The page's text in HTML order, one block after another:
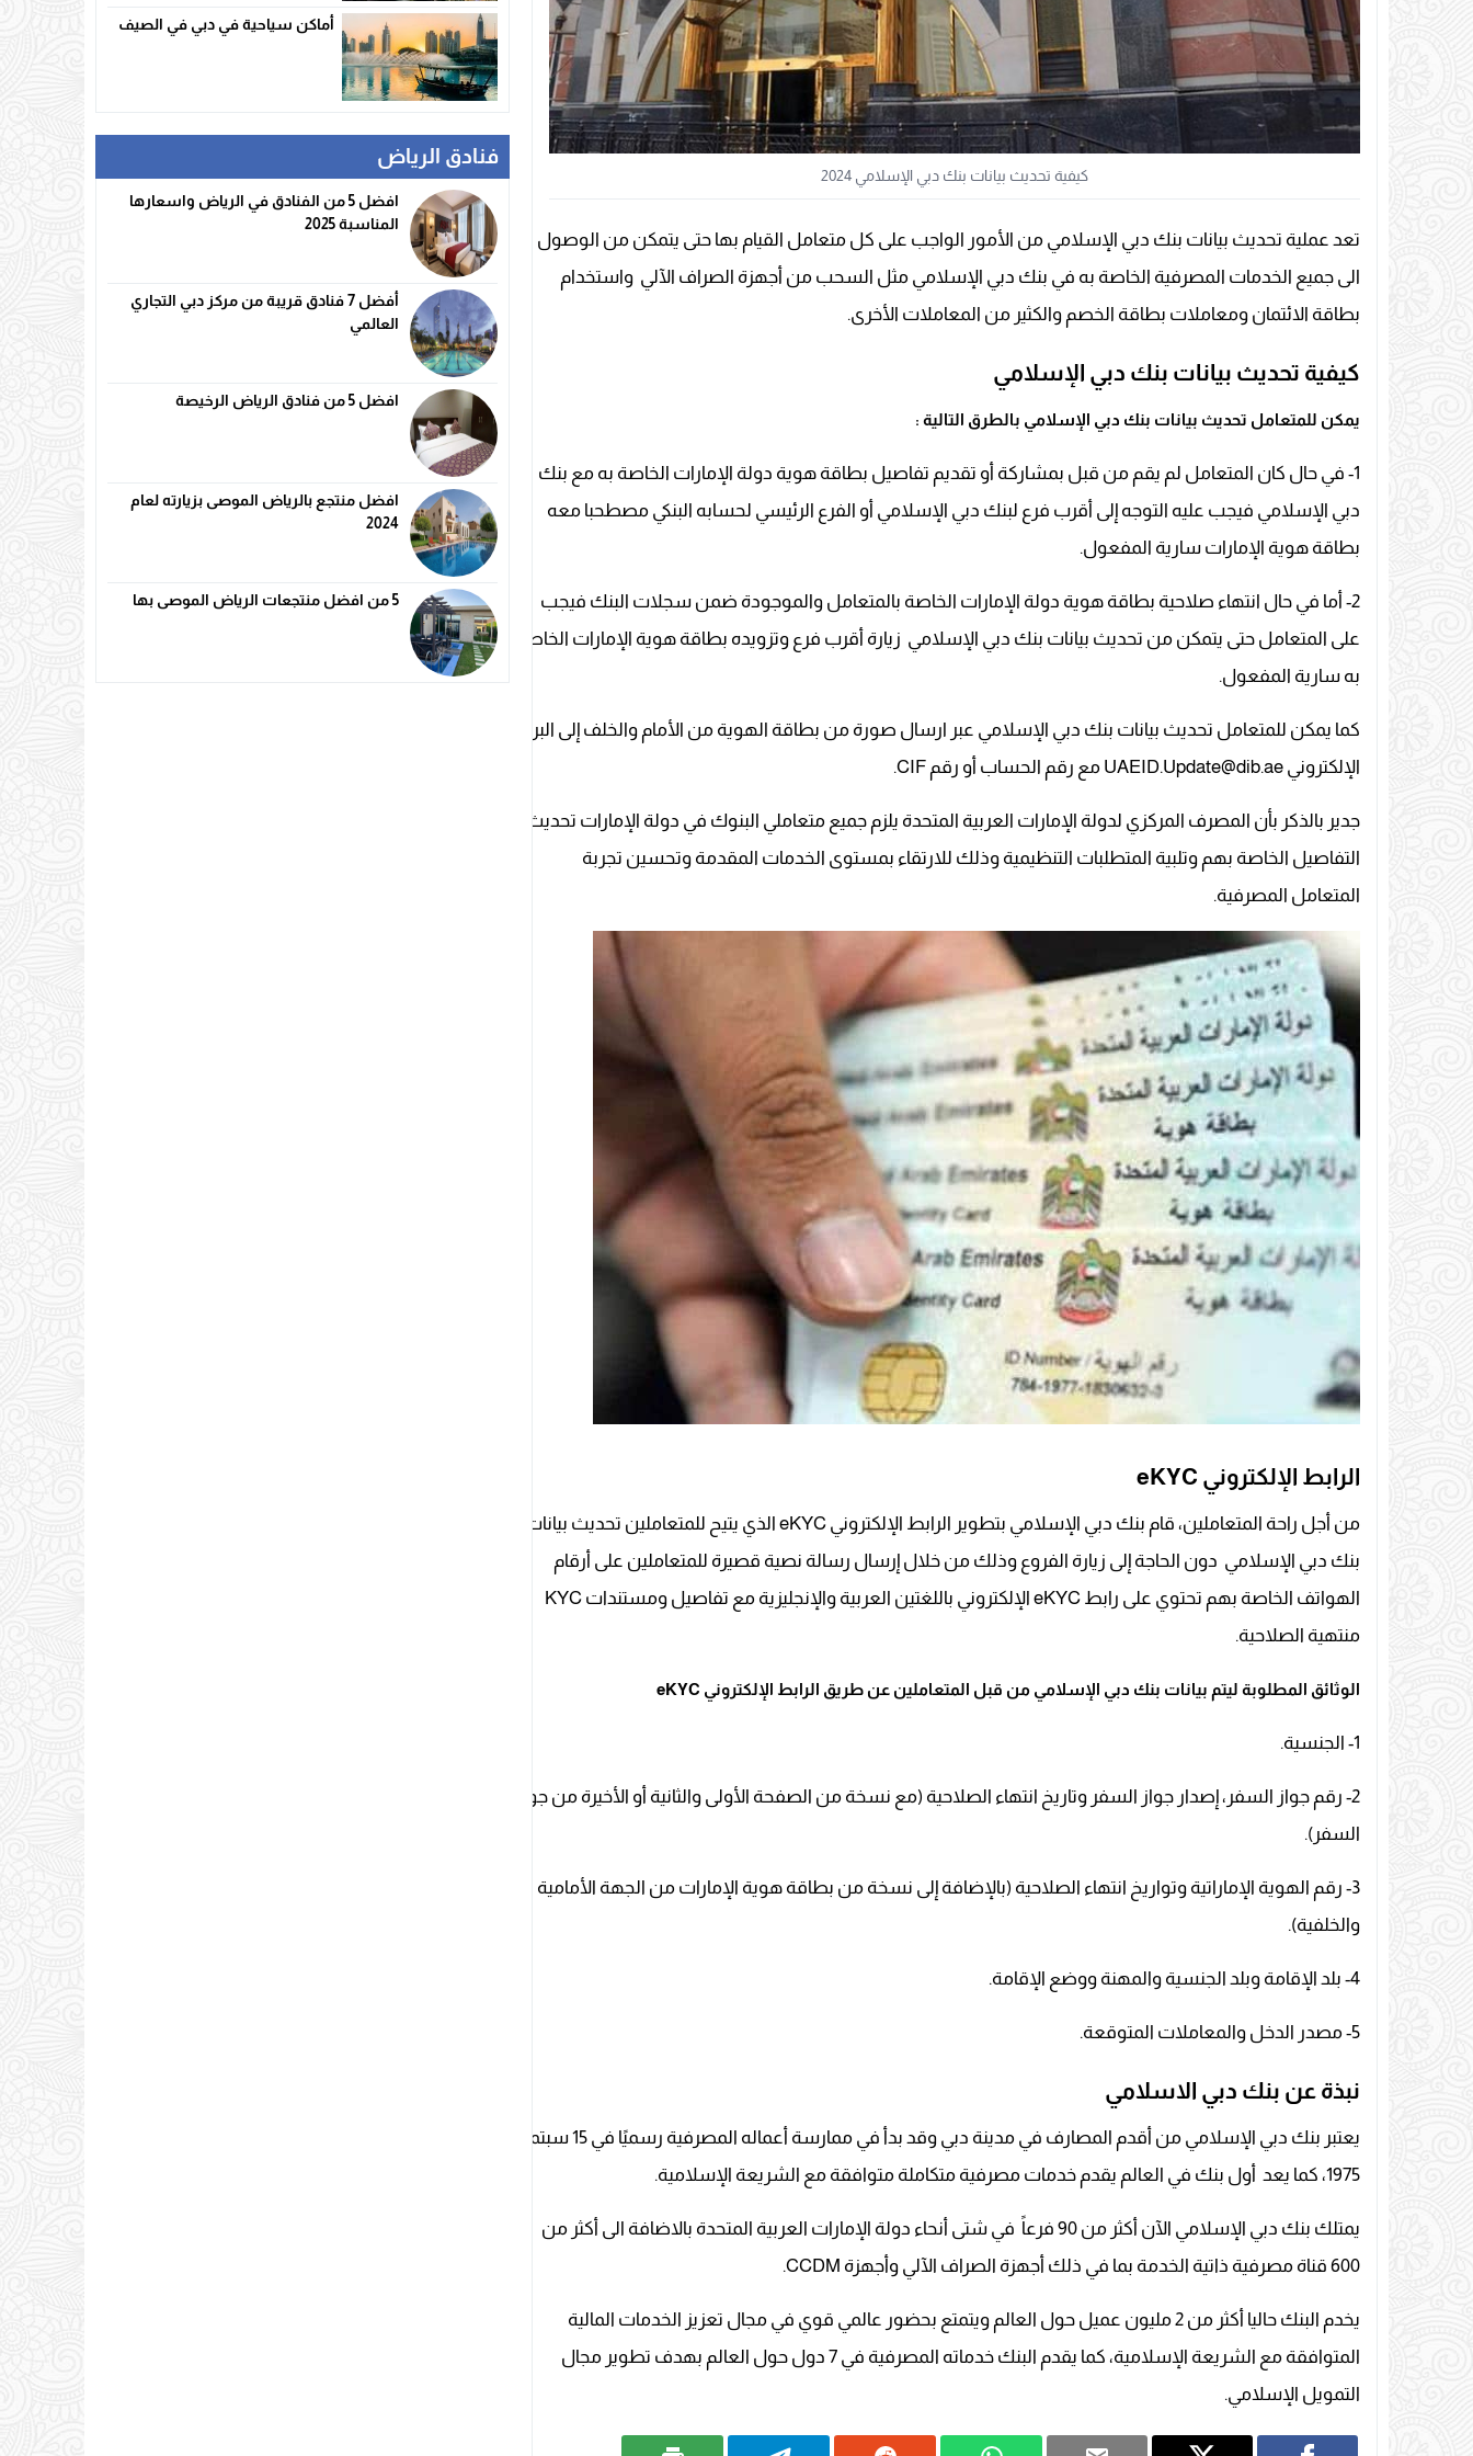
كيفية تحديث بيانات بنك دبي الإسلامي 2024
تعد عملية تحديث بيانات بنك دبي الإسلامي من الأمور الواجب على كل متعامل القيام بها حتى يتمكن من الوصول
الى جميع الخدمات المصرفية الخاصة به في بنك دبي الإسلامي مثل السحب من أجهزة الصراف الآلي واستخدام
بطاقة الائتمان ومعاملات بطاقة الخصم والكثير من المعاملات الأخرى.
كيفية تحديث بيانات بنك دبي الإسلامي
يمكن للمتعامل تحديث بيانات بنك دبي الإسلامي بالطرق التالية :
1- في حال كان المتعامل لم يقم من قبل بمشاركة أو تقديم تفاصيل بطاقة هوية دولة الإمارات الخاصة به مع بنك
دبي الإسلامي فيجب عليه التوجه إلى أقرب فرع لبنك دبي الإسلامي أو الفرع الرئيسي لحسابه البنكي مصطحبا معه
بطاقة هوية الإمارات سارية المفعول.
2- أما في حال انتهاء صلاحية بطاقة هوية دولة الإمارات الخاصة بالمتعامل والموجودة ضمن سجلات البنك فيجب
على المتعامل حتى يتمكن من تحديث بيانات بنك دبي الإسلامي زيارة أقرب فرع وتزويده بطاقة هوية الإمارات الخاصة
به سارية المفعول.
كما يمكن للمتعامل تحديث بيانات بنك دبي الإسلامي عبر ارسال صورة من بطاقة الهوية من الأمام والخلف إلى البريد
الإلكتروني UAEID.Update@dib.ae مع رقم الحساب أو رقم CIF.
جدير بالذكر بأن المصرف المركزي لدولة الإمارات العربية المتحدة يلزم جميع متعاملي البنوك في دولة الإمارات تحديث
التفاصيل الخاصة بهم وتلبية المتطلبات التنظيمية وذلك للارتقاء بمستوى الخدمات المقدمة وتحسين تجربة
المتعامل المصرفية.
الرابط الإلكتروني eKYC
من أجل راحة المتعاملين، قام بنك دبي الإسلامي بتطوير الرابط الإلكتروني eKYC الذي يتيح للمتعاملين تحديث بيانات
بنك دبي الإسلامي دون الحاجة إلى زيارة الفروع وذلك من خلال إرسال رسالة نصية قصيرة للمتعاملين على أرقام
الهواتف الخاصة بهم تحتوي على رابط eKYC الإلكتروني باللغتين العربية والإنجليزية مع تفاصيل ومستندات KYC
منتهية الصلاحية.
الوثائق المطلوبة ليتم بيانات بنك دبي الإسلامي من قبل المتعاملين عن طريق الرابط الإلكتروني eKYC
1- الجنسية.
2- رقم جواز السفر، إصدار جواز السفر وتاريخ انتهاء الصلاحية (مع نسخة من الصفحة الأولى والثانية أو الأخيرة من جواز
السفر).
3- رقم الهوية الإماراتية وتواريخ انتهاء الصلاحية (بالإضافة إلى نسخة من بطاقة هوية الإمارات من الجهة الأمامية
والخلفية).
4- بلد الإقامة وبلد الجنسية والمهنة ووضع الإقامة.
5- مصدر الدخل والمعاملات المتوقعة.
نبذة عن بنك دبي الاسلامي
يعتبر بنك دبي الإسلامي من أقدم المصارف في مدينة دبي وقد بدأ في ممارسة أعماله المصرفية رسميًا في 15 سبتمبر
1975، كما يعد أول بنك في العالم يقدم خدمات مصرفية متكاملة متوافقة مع الشريعة الإسلامية.
يمتلك بنك دبي الإسلامي الآن أكثر من 90 فرعاً في شتى أنحاء دولة الإمارات العربية المتحدة بالاضافة الى أكثر من
600 قناة مصرفية ذاتية الخدمة بما في ذلك أجهزة الصراف الآلي وأجهزة CCDM.
يخدم البنك حاليا أكثر من 2 مليون عميل حول العالم ويتمتع بحضور عالمي قوي في مجال تعزيز الخدمات المالية
المتوافقة مع الشريعة الإسلامية، كما يقدم البنك خدماته المصرفية في 7 دول حول العالم بهدف تطوير مجال
التمويل الإسلامي.
أماكن سياحية في دبي في الصيف
فنادق الرياض
افضل 5 من الفنادق في الرياض واسعارها
المناسبة 2025
أفضل 7 فنادق قريبة من مركز دبي التجاري
العالمي
افضل 5 من فنادق الرياض الرخيصة
افضل منتجع بالرياض الموصى بزيارته لعام
2024
5 من افضل منتجعات الرياض الموصى بها